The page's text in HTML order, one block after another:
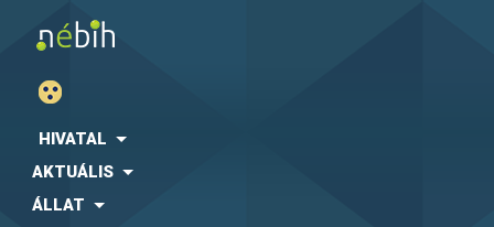
HIVATAL
AKTUÁLIS
ÁLLAT